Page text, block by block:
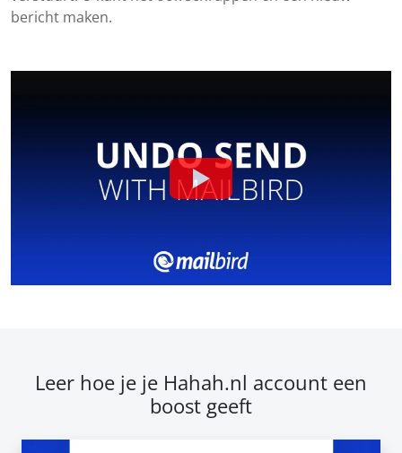
bericht maken.
Leer hoe je je Hahah.nl account een
boost geeft